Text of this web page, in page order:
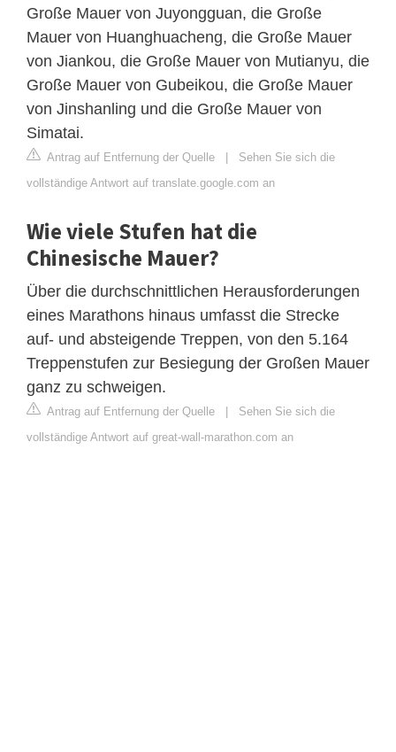
Große Mauer von Juyongguan, die Große
Mauer von Huanghuacheng, die Große Mauer
von Jiankou, die Große Mauer von Mutianyu, die
Große Mauer von Gubeikou, die Große Mauer
von Jinshanling und die Große Mauer von
Simatai.
Antrag auf Entfernung der Quelle
Sehen Sie sich die
vollständige Antwort auf translate.google.com an
Wie viele Stufen hat die
Chinesische Mauer?
Über die durchschnittlichen Herausforderungen
eines Marathons hinaus umfasst die Strecke
auf- und absteigende Treppen, von den 5.164
Treppenstufen zur Besiegung der Großen Mauer
ganz zu schweigen.
Antrag auf Entfernung der Quelle
Sehen Sie sich die
vollständige Antwort auf great-wall-marathon.com an